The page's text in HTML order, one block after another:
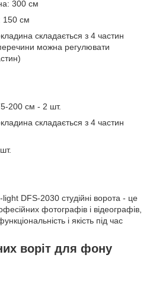
300 см
150 см
складається з 4 частин
можна регулювати
200 см - 2 шт.
складається з 4 частин
DFS-2030 студійні ворота - це
фотографів і відеографів,
і якість під час
воріт для фону